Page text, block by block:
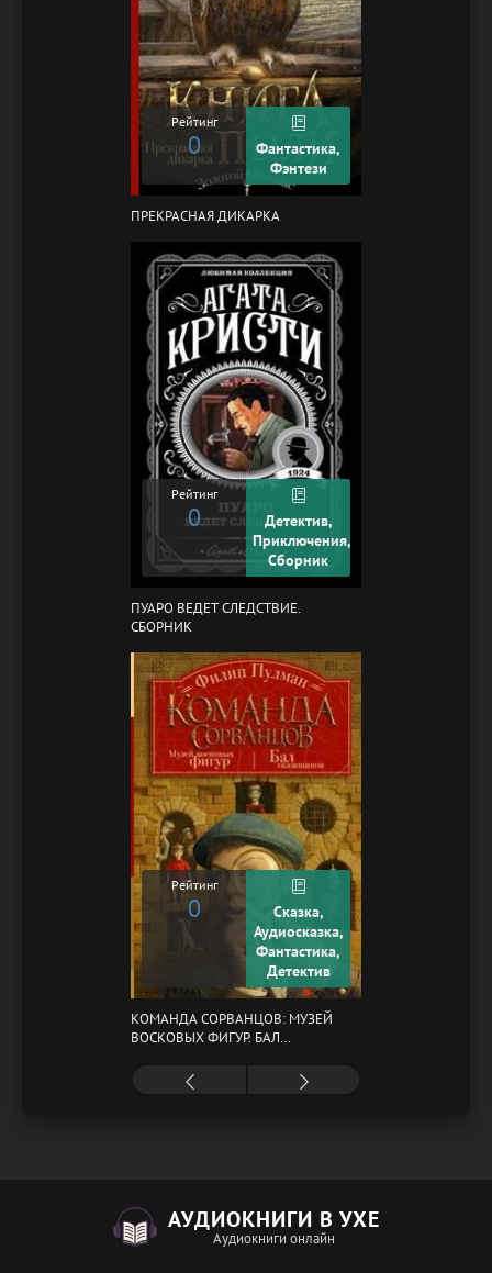
Рейтинг
0
Фантастика,
Фэнтези
ПРЕКРАСНАЯ ДИКАРКА
Рейтинг
0
Детектив,
Приключения,
Сборник
ПУАРО ВЕДЕТ СЛЕДСТВИЕ.
СБОРНИК
Рейтинг
0
Сказка,
Аудиосказка,
Фантастика,
Детектив
КОМАНДА СОРВАНЦОВ: МУЗЕЙ
ВОСКОВЫХ ФИГУР. БАЛ
АУДИОКНИГИ В УХЕ
Аудиокниги онлайн